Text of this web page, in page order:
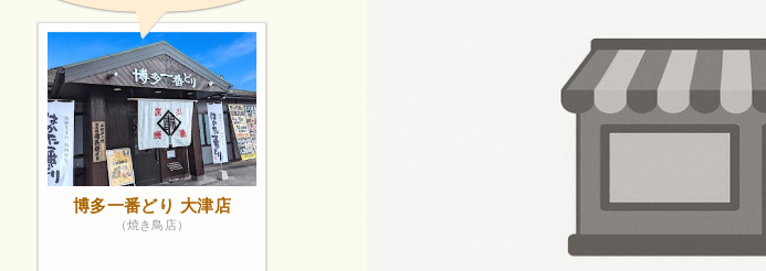
博多一番どり 大津店
（焼き鳥店）